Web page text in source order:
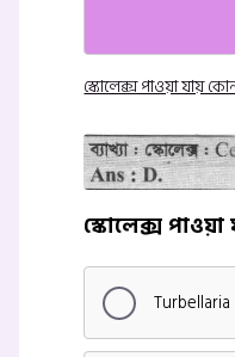
স্কোলেক্স পাওয়া যায়
স্কোলেক্স পাওয়া
Turbellaria